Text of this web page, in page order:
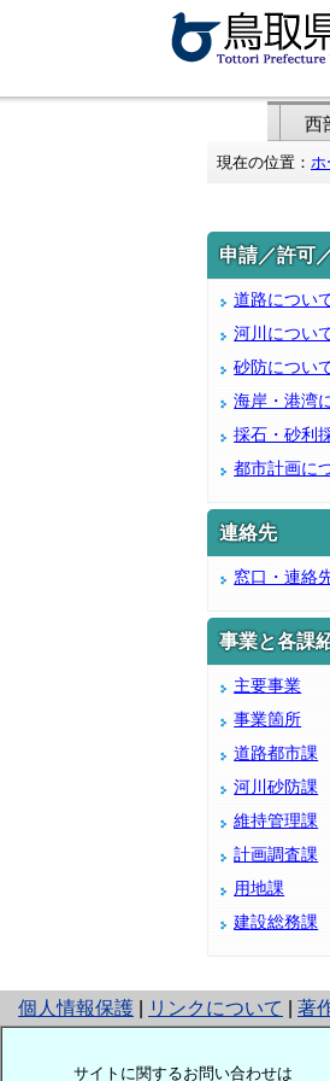
西
現在の位置： ホ
申請／許可
道路につい
河川につい
砂防につい
海岸・港湾
採石・砂利
都市計画に
連絡先
窓口・連絡
事業と各課
主要事業
事業箇所
道路都市課
河川砂防課
維持管理課
計画調査課
用地課
建設総務課
個人情報保護
と
り
ッ
リンクについて 著
サイトに関するお問い合わせは